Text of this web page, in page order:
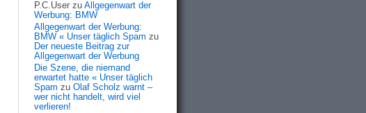
P.C.User zu Allgegenwart der
Werbung: BMW
Allgegenwart der Werbung:
BMW « Unser täglich Spam zu
Der neueste Beitrag zur
Allgegenwart der Werbung
Die Szene, die niemand
erwartet hatte « Unser täglich
Spam zu Olaf Scholz warnt –
wer nicht handelt, wird viel
verlieren!